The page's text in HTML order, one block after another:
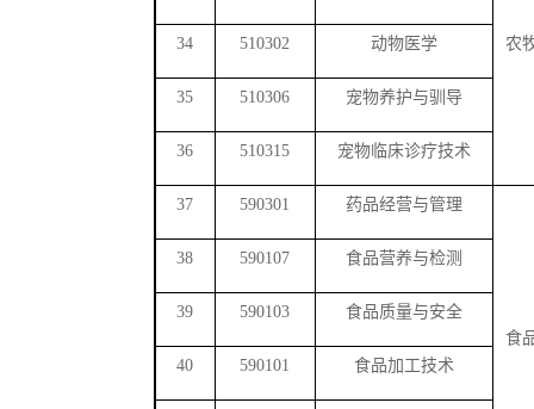
农
34 510302 动物医学
35 510306 宠物养护与驯导
36 510315 宠物临床诊疗技术
37 590301 药品经营与管理
食
38 590107 食品营养与检测
39 590103 食品质量与安全
40 590101 食品加工技术